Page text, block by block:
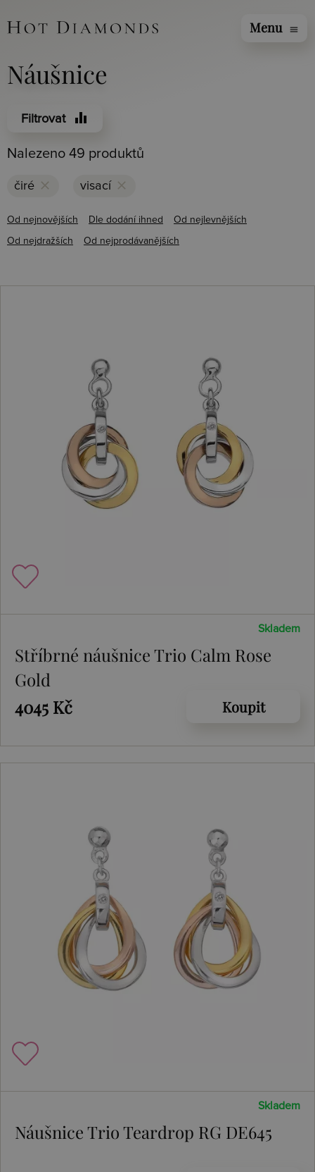
Menu menu
Náušnice
Filtrovat equalizer
Nalezeno 49 produktů
čiré clear visací clear
Od nejnovějších Dle dodání ihned Od nejlevnějších
Od nejdražších Od nejprodávanějších
Skladem
Stříbrné náušnice Trio Calm Rose
Gold
4045 Kč
Koupit
Skladem
Náušnice Trio Teardrop RG DE645